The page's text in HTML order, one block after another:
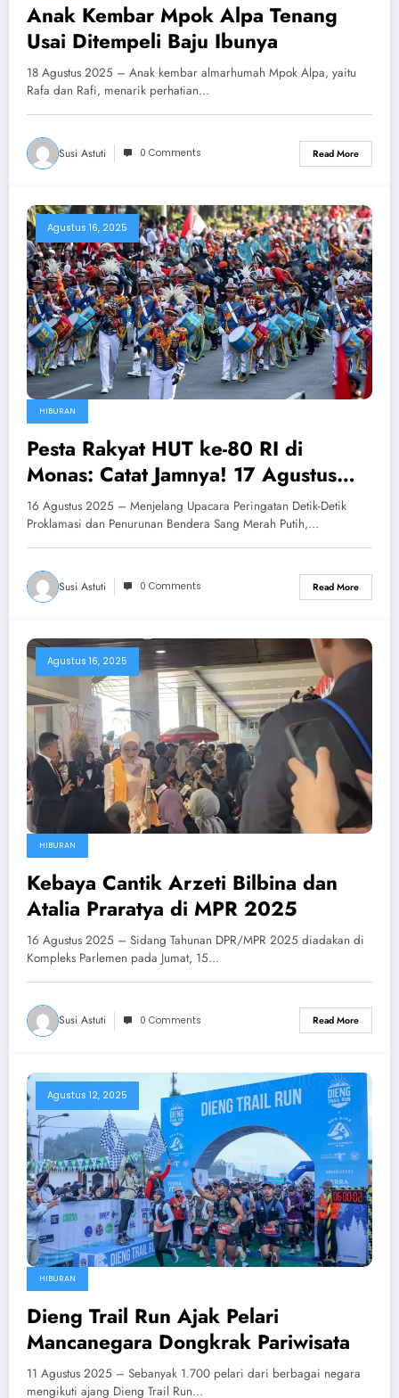
Anak Kembar Mpok Alpa Tenang
Usai Ditempeli Baju Ibunya
18 Agustus 2025 – Anak kembar almarhumah Mpok Alpa, yaitu
Rafa dan Rafi, menarik perhatian…
Susi Astuti 0 Comments Read More
Agustus 16, 2025
HIBURAN
Pesta Rakyat HUT ke-80 RI di
Monas: Catat Jamnya! 17 Agustus
2025
16 Agustus 2025 – Menjelang Upacara Peringatan Detik-Detik
Proklamasi dan Penurunan Bendera Sang Merah Putih,…
Susi Astuti 0 Comments Read More
Agustus 16, 2025
HIBURAN
Kebaya Cantik Arzeti Bilbina dan
Atalia Praratya di MPR 2025
16 Agustus 2025 – Sidang Tahunan DPR/MPR 2025 diadakan di
Kompleks Parlemen pada Jumat, 15…
Susi Astuti 0 Comments Read More
Agustus 12, 2025
HIBURAN
Dieng Trail Run Ajak Pelari
Mancanegara Dongkrak Pariwisata
11 Agustus 2025 – Sebanyak 1.700 pelari dari berbagai negara
mengikuti ajang Dieng Trail Run…